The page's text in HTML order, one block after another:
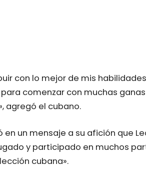
con lo mejor de mis
comenzar con muchas
agregó el cubano.
en un mensaje a su afición que
y participado en muchos
cubana».